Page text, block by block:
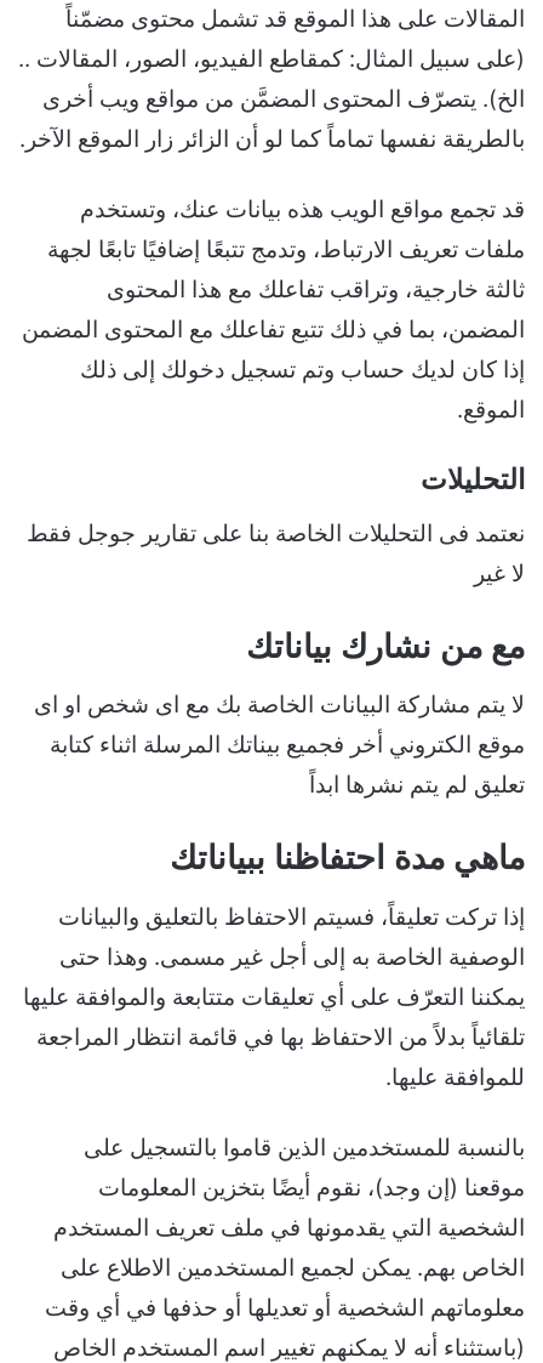
المقالات على هذا الموقع قد تشمل محتوى مضمّناً
(على سبيل المثال: كمقاطع الفيديو، الصور، المقالات ..
الخ). يتصرّف المحتوى المضمَّن من مواقع ويب أخرى
بالطريقة نفسها تماماً كما لو أن الزائر زار الموقع الآخر.
قد تجمع مواقع الويب هذه بيانات عنك، وتستخدم
ملفات تعريف الارتباط، وتدمج تتبعًا إضافيًا تابعًا لجهة
ثالثة خارجية، وتراقب تفاعلك مع هذا المحتوى
المضمن، بما في ذلك تتبع تفاعلك مع المحتوى المضمن
إذا كان لديك حساب وتم تسجيل دخولك إلى ذلك
الموقع.
التحليلات
نعتمد فى التحليلات الخاصة بنا على تقارير جوجل فقط
لا غير
مع من نشارك بياناتك
لا يتم مشاركة البيانات الخاصة بك مع اى شخص او اى
موقع الكتروني أخر فجميع بيناتك المرسلة اثناء كتابة
تعليق لم يتم نشرها ابداً
ماهي مدة احتفاظنا ببياناتك
إذا تركت تعليقاً، فسيتم الاحتفاظ بالتعليق والبيانات
الوصفية الخاصة به إلى أجل غير مسمى. وهذا حتى
يمكننا التعرّف على أي تعليقات متتابعة والموافقة عليها
تلقائياً بدلاً من الاحتفاظ بها في قائمة انتظار المراجعة
للموافقة عليها.
بالنسبة للمستخدمين الذين قاموا بالتسجيل على
موقعنا (إن وجد)، نقوم أيضًا بتخزين المعلومات
الشخصية التي يقدمونها في ملف تعريف المستخدم
الخاص بهم. يمكن لجميع المستخدمين الاطلاع على
معلوماتهم الشخصية أو تعديلها أو حذفها في أي وقت
(باستثناء أنه لا يمكنهم تغيير اسم المستخدم الخاص